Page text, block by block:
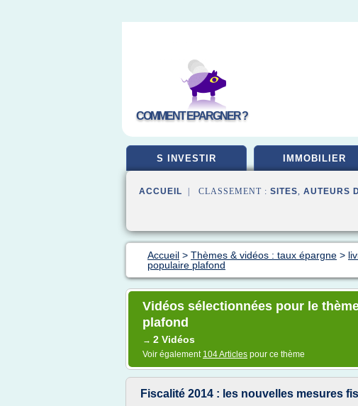
COMMENT EPARGNER ?
S INVESTIR IMMOBILIER
ACCUEIL | CLASSEMENT : SITES, AUTEURS
Accueil > Thèmes & vidéos : taux épargne >
populaire plafond
Vidéos sélectionnées pour le
plafond
→ 2 Vidéos
Voir également 104 Articles pour ce thème
Fiscalité 2014 : les nouvelles mesures